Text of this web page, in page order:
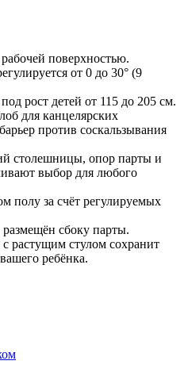
поверхностью.
от 0 до 30° (9
рост детей от 115 до 205 см.
для канцелярских
против соскальзывания
столешницы, опор парты и
выбор для любого
полу за счёт регулируемых
сбоку парты.
с растущим стулом сохранит
ребёнка.